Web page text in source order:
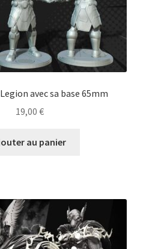
avec sa base 65mm
19,00 €
au panier